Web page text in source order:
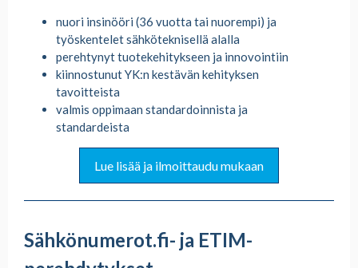
nuori insinööri (36 vuotta tai nuorempi) ja
työskentelet sähköteknisellä alalla
perehtynyt tuotekehitykseen ja innovointiin
kiinnostunut YK:n kestävän kehityksen
tavoitteista
valmis oppimaan standardoinnista ja
standardeista
Lue lisää ja ilmoittaudu mukaan
Sähkönumerot.fi- ja ETIM-